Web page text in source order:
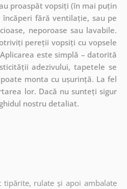
proaspăt vopsiți (în mai puțin
fără ventilație, sau pe
neporoase sau lavabile.
pereții vopsiți cu vopsele
este simplă – datorită
adezivului, tapetele se
monta cu ușurință. La fel
lor. Dacă nu sunteți sigur
nostru detaliat.
tipărite, rulate și apoi ambalate